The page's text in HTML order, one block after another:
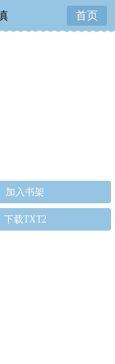
首页
加入书架
下载TXT2